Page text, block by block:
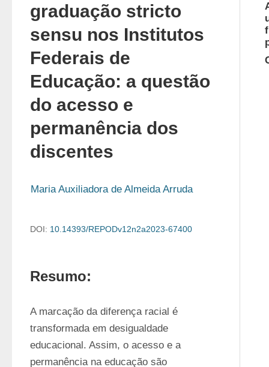
graduação stricto
sensu nos Institutos
Federais de
Educação: a questão
do acesso e
permanência dos
discentes
Maria Auxiliadora de Almeida Arruda
DOI: 10.14393/REPODv12n2a2023-67400
Resumo:
A marcação da diferença racial é
transformada em desigualdade
educacional. Assim, o acesso e a
permanência na educação são